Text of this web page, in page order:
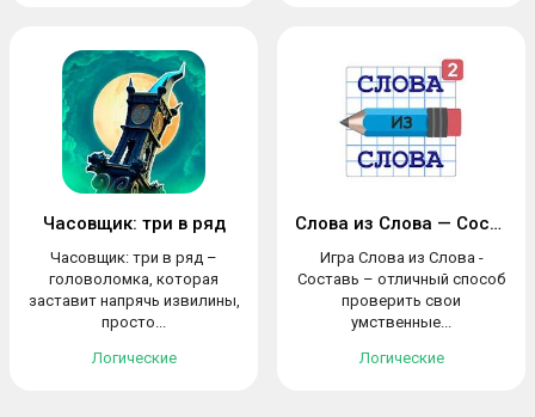
Часовщик: три в ряд
Часовщик: три в ряд –
головоломка, которая
заставит напрячь извилины,
просто...
Логические
Слова из Слова — Составь
Игра Слова из Слова -
Составь – отличный способ
проверить свои
умственные...
Логические